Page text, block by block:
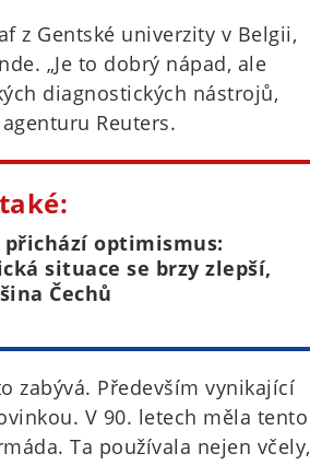
z Gentské univerzity v Belgii,
„Je to dobrý nápad, ale
diagnostických nástrojů,
Reuters.
přichází optimismus:
situace se brzy zlepší,
Čechů
zabývá. Především vynikající
V 90. letech měla tento
Ta používala nejen včely,